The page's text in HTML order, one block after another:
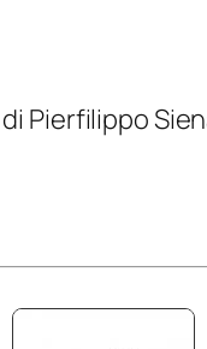
Pierfilippo